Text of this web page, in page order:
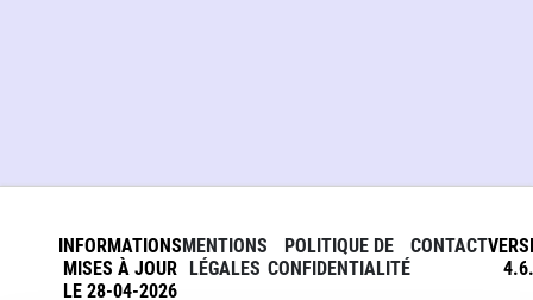
INFORMATIONS
MISES À JOUR
LE 28-04-2026
MENTIONS
LÉGALES
POLITIQUE DE
CONFIDENTIALITÉ
CONTACT